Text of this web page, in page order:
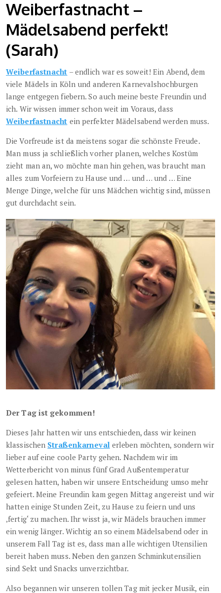
Weiberfastnacht –
Mädelsabend perfekt!
(Sarah)
Weiberfastnacht – endlich war es soweit! Ein Abend, dem
viele Mädels in Köln und anderen Karnevalshochburgen
lange entgegen fiebern. So auch meine beste Freundin und
ich. Wir wissen immer schon weit im Voraus, dass
Weiberfastnacht ein perfekter Mädelsabend werden muss.
Die Vorfreude ist da meistens sogar die schönste Freude.
Man muss ja schließlich vorher planen, welches Kostüm
zieht man an, wo möchte man hin gehen, was braucht man
alles zum Vorfeiern zu Hause und … und … und … Eine
Menge Dinge, welche für uns Mädchen wichtig sind, müssen
gut durchdacht sein.
Der Tag ist gekommen!
Dieses Jahr hatten wir uns entschieden, dass wir keinen
klassischen Straßenkarnevalerleben möchten, sondern wir
lieber auf eine coole Party gehen. Nachdem wir im
Wetterbericht von minus fünf Grad Außentemperatur
gelesen hatten, haben wir unsere Entscheidung umso mehr
gefeiert. Meine Freundin kam gegen Mittag angereist und wir
hatten einige Stunden Zeit, zu Hause zu feiern und uns
‚fertig‘ zu machen. Ihr wisst ja, wir Mädels brauchen immer
ein wenig länger. Wichtig an so einem Mädelsabend oder in
unserem Fall Tag ist es, dass man alle wichtigen Utensilien
bereit haben muss. Neben den ganzen Schminkutensilien
sind Sekt und Snacks unverzichtbar.
Also begannen wir unseren tollen Tag mit jecker Musik, ein